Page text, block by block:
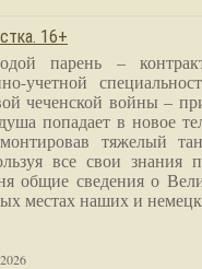
16+
парень –
учетной
чеченской войны –
попадает в новое
тяжелый
все свои знания
общие сведения о
местах наших и